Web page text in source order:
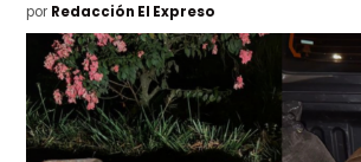
por Redacción El Expreso